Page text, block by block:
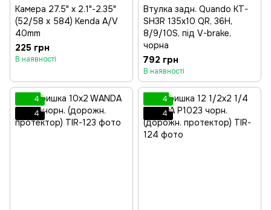
Камера 27.5" x 2.1"-2.35"
(52/58 x 584) Kenda A/V
40mm
225 грн
В наявності
Втулка задн. Quando KT-
SH3R 135x10 QR, 36H,
8/9/10S, під V-brake,
чорна
792 грн
В наявності
4
4
4
4